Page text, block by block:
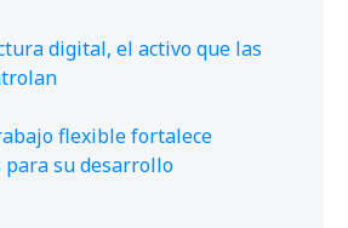
digital, el activo que las
flexible fortalece
para su desarrollo